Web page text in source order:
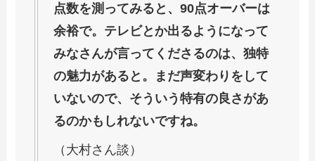
点数を測ってみると、90点オーバーは
余裕で。テレビとか出るようになって
みなさんが言ってくださるのは、独特
の魅力があると。まだ声変わりをして
いないので、そういう特有の良さがあ
るのかもしれないですね。
（大村さん談）